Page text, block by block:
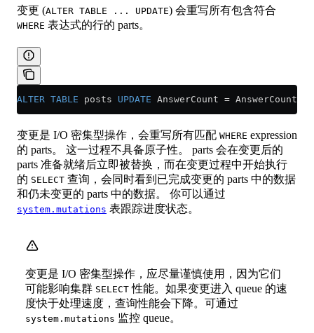
变更 (ALTER TABLE ... UPDATE) 会重写所有包含符合
WHERE 表达式的行的 parts。
ALTER TABLE posts UPDATE AnswerCount = AnswerCount
变更是 I/O 密集型操作，会重写所有匹配 WHERE expression
的 parts。 这一过程不具备原子性。 parts 会在变更后的
parts 准备就绪后立即被替换，而在变更过程中开始执行
的 SELECT 查询，会同时看到已完成变更的 parts 中的数据
和仍未变更的 parts 中的数据。 你可以通过
system.mutations 表跟踪进度状态。
变更是 I/O 密集型操作，应尽量谨慎使用，因为它们
可能影响集群 SELECT 性能。如果变更进入 queue 的速
度快于处理速度，查询性能会下降。可通过
system.mutations 监控 queue。